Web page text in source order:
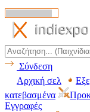
Σύνδεση
Αρχική σελ
κατεβασμένα
Εγγραφές